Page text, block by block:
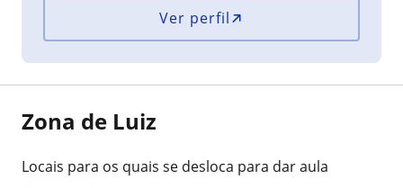
Ver perfil
Zona de Luiz
Locais para os quais se desloca para dar aula